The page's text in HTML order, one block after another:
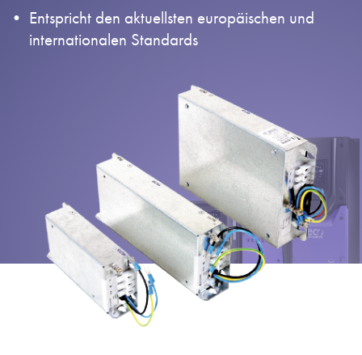
Entspricht den aktuellsten europäischen und
internationalen Standards
Unternehmen
Sitemap
iSource Einloggen